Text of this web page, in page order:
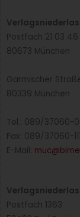
Restaurant
des 1898
„Inklusion in
Premiumservice